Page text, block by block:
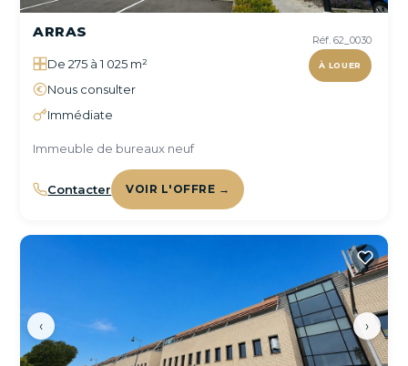
Réf. 62_0030
À LOUER
ARRAS
De 275 à 1 025 m²
Nous consulter
Immédiate
Immeuble de bureaux neuf
Contacter VOIR L'OFFRE →
‹ ›